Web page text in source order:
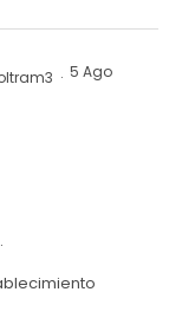
· 5 Ago